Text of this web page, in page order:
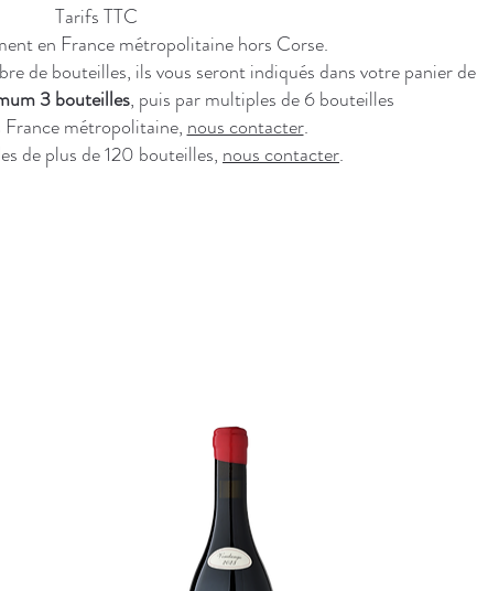
​​Tarifs TTC
en France métropolitaine hors Corse.
de bouteilles, ils vous seront indiqués dans votre panier
3 bouteilles, puis par multiples de 6 bouteilles
France métropolitaine, nous contacter.
de plus de 120 bouteilles, nous contacter.